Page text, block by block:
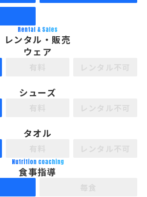
Rental & Sales
レンタル・販売
ウェア
シューズ
タオル
Nutrition coaching
食事指導